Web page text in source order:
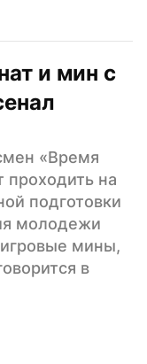
и мин с
«Время
проходить на
подготовки
молодежи
игровые мины,
в